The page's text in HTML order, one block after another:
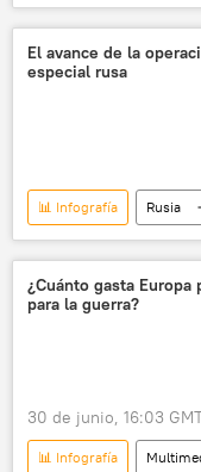
🛡️ Zonas de conflicto
Rusia
El avance de la
especial rusa
📊 Infografía Rusia
🌍 Europa
🛡️
🛡️ Infografías militares
¿Cuánto gasta Europa
para la guerra?
30 de junio, 16:03
📊 Infografía